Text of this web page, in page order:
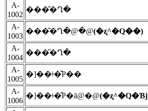
A-
1002
���͂�Ղ�
A-
1003
���͂�Ղ�@�@(�ʐ^�Q��)
A-
1004
���͂�Ղ�
A-
1005
�]��ǂ�̎P��
A-
1006
�]��ǂ�̎P�ā@�@(�ʐ^�Q�Ɓj